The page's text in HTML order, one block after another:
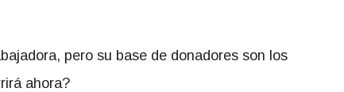
pero su base de donadores son los
ahora?